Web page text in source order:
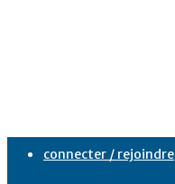
connecter / rejoindre